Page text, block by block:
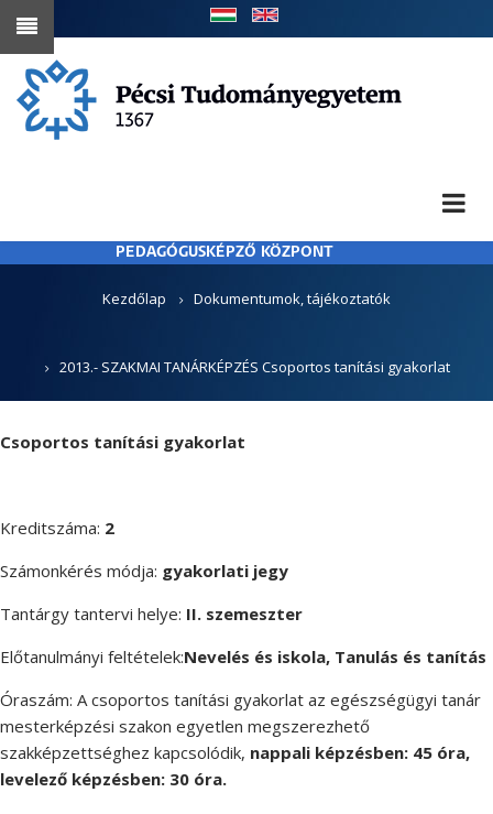
Ugrás
tartalomra
PEDAGÓGUSKÉPZŐ KÖZPONT
Kezdőlap Dokumentumok, tájékoztatók
2013.- SZAKMAI TANÁRKÉPZÉS Csoportos tanítási gyakorlat
Csoportos tanítási gyakorlat
Kreditszáma: 2
Számonkérés módja: gyakorlati jegy
Tantárgy tantervi helye: II. szemeszter
Előtanulmányi feltételek:Nevelés és iskola, Tanulás és tanítás
Óraszám: A csoportos tanítási gyakorlat az egészségügyi tanár
mesterképzési szakon egyetlen megszerezhető
szakképzettséghez kapcsolódik, nappali képzésben: 45 óra,
levelező képzésben: 30 óra.